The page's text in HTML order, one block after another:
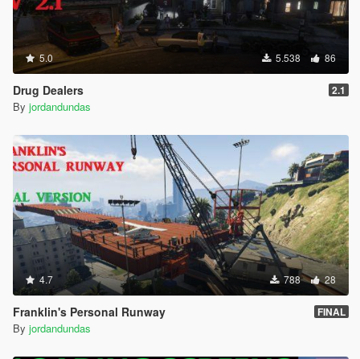
5.0 5.538 86
Drug Dealers 2.1
By jordandundas
4.7 788 28
Franklin's Personal Runway FINAL
By jordandundas